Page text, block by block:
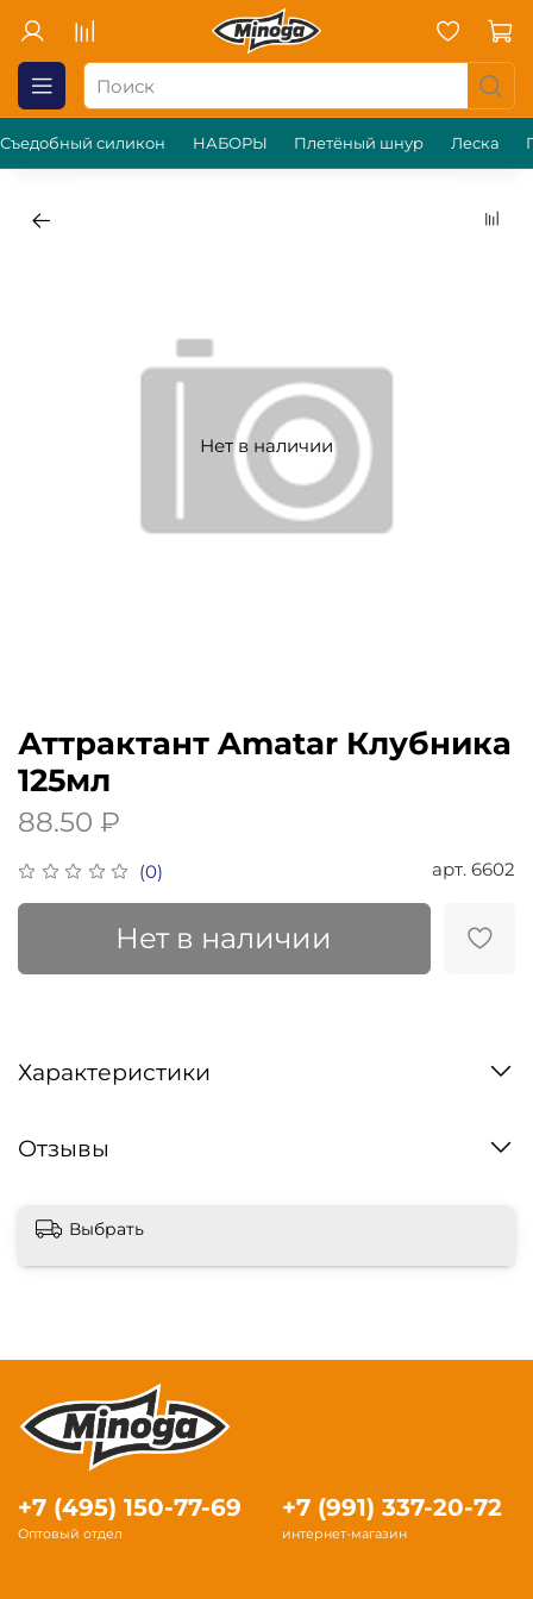
Съедобный силикон НАБОРЫ Плетёный шнур Леска
Нет в наличии
(0) арт. 6602
Аттрактант Amatar Клубника
125мл
88.50 ₽
Нет в наличии
Характеристики
Отзывы
Выбрать
+7 (495) 150-77-69
Оптовый отдел
+7 (991) 337-20-72
интернет-магазин